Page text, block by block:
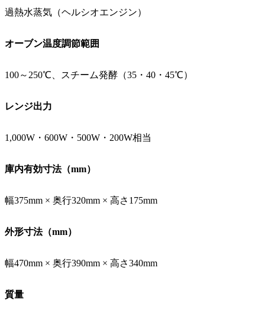
過熱水蒸気（ヘルシオエンジン）
オーブン温度調節範囲
100～250℃、スチーム発酵（35・40・45℃）
レンジ出力
1,000W・600W・500W・200W相当
庫内有効寸法（mm）
幅375mm × 奥行320mm × 高さ175mm
外形寸法（mm）
幅470mm × 奥行390mm × 高さ340mm
質量